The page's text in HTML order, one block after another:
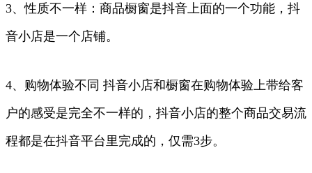
3、性质不一样：商品橱窗是抖音上面的一个功能，抖
音小店是一个店铺。
4、购物体验不同 抖音小店和橱窗在购物体验上带给客
户的感受是完全不一样的，抖音小店的整个商品交易流
程都是在抖音平台里完成的，仅需3步。